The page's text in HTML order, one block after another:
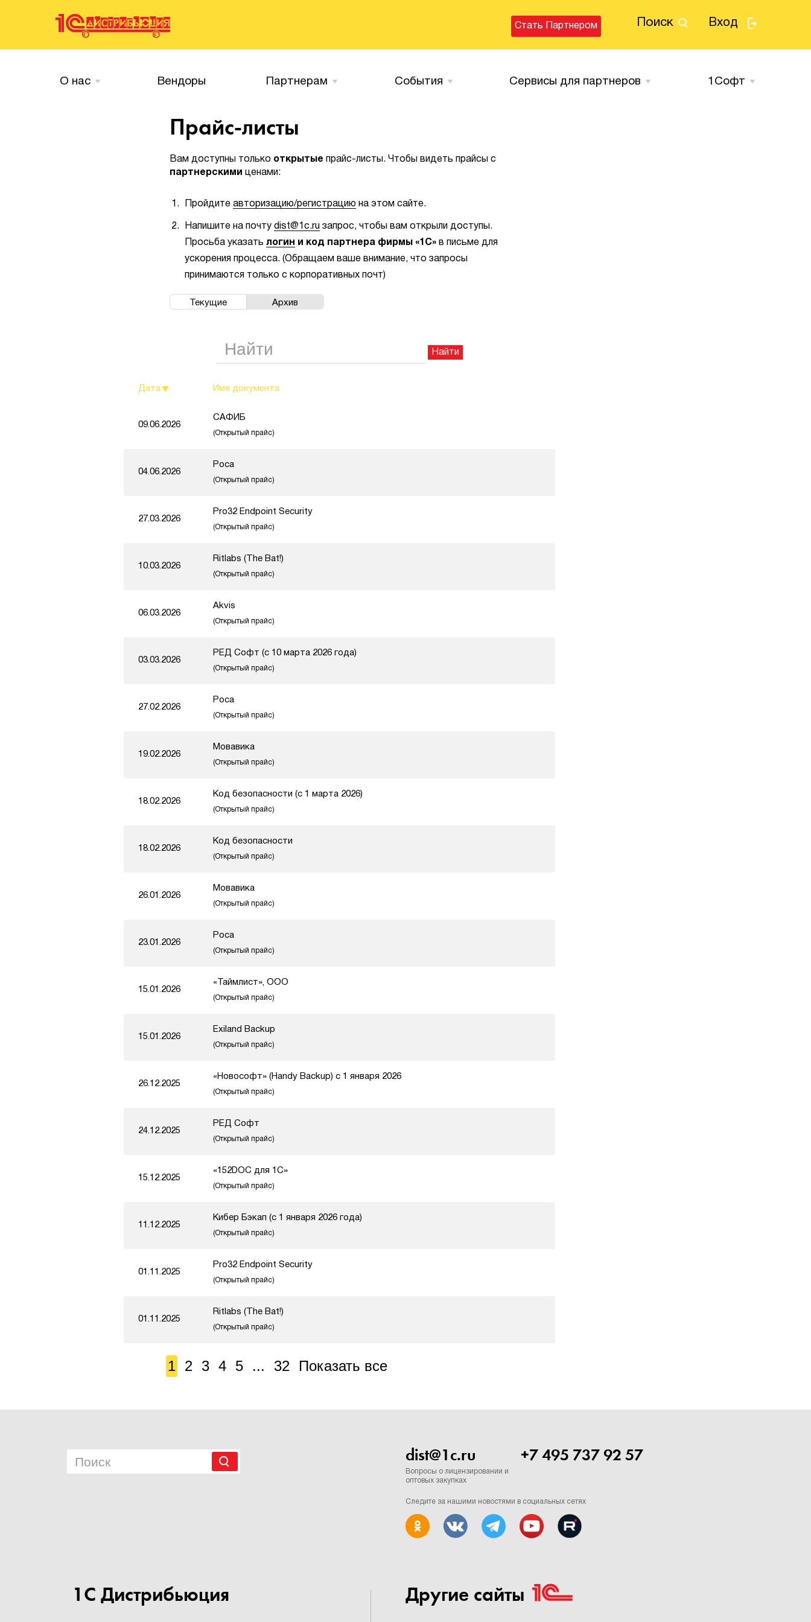
Поиск Вход
Стать Партнером
О нас Вендоры Партнерам События Сервисы для партнеров 1Cофт
Прайс-листы
Вам доступны только открытые прайс-листы. Чтобы видеть прайсы с
партнерскими
ценами:
Пройдите авторизацию/регистрацию на этом сайте.
Напишите на почту dist@1c.ru запрос, чтобы вам открыли доступы.
Просьба указать логин и код партнера фирмы «1С» в письме для
ускорения процесса. (Обращаем ваше внимание, что запросы
принимаются только с корпоративных почт)
Текущие Архив
Найти
Дата Имя документа
09.06.2026
САФИБ
(Открытый прайс)
04.06.2026
Роса
(Открытый прайс)
27.03.2026
Pro32 Endpoint Security
(Открытый прайс)
10.03.2026
Ritlabs (The Bat!)
(Открытый прайс)
06.03.2026
Akvis
(Открытый прайс)
03.03.2026
РЕД Софт (с 10 марта 2026 года)
(Открытый прайс)
27.02.2026
Роса
(Открытый прайс)
19.02.2026
Мовавика
(Открытый прайс)
18.02.2026
Код безопасности (с 1 марта 2026)
(Открытый прайс)
18.02.2026
Код безопасности
(Открытый прайс)
26.01.2026
Мовавика
(Открытый прайс)
23.01.2026
Роса
(Открытый прайс)
15.01.2026
«Таймлист», ООО
(Открытый прайс)
15.01.2026
Exiland Backup
(Открытый прайс)
26.12.2025
«Новософт» (Handy Backup) c 1 января 2026
(Открытый прайс)
24.12.2025
РЕД Софт
(Открытый прайс)
15.12.2025
«152DOC для 1С»
(Открытый прайс)
11.12.2025
Кибер Бэкап (с 1 января 2026 года)
(Открытый прайс)
01.11.2025
Pro32 Endpoint Security
(Открытый прайс)
01.11.2025
Ritlabs (The Bat!)
(Открытый прайс)
1 2 3 4 5 ... 32 Показать все
+7 495 737 92 57
dist@1c.ru
Вопросы о лицензировании и
оптовых закупках
Следите за нашими новостями в социальных сетях
1С Дистрибьюция Другие сайты